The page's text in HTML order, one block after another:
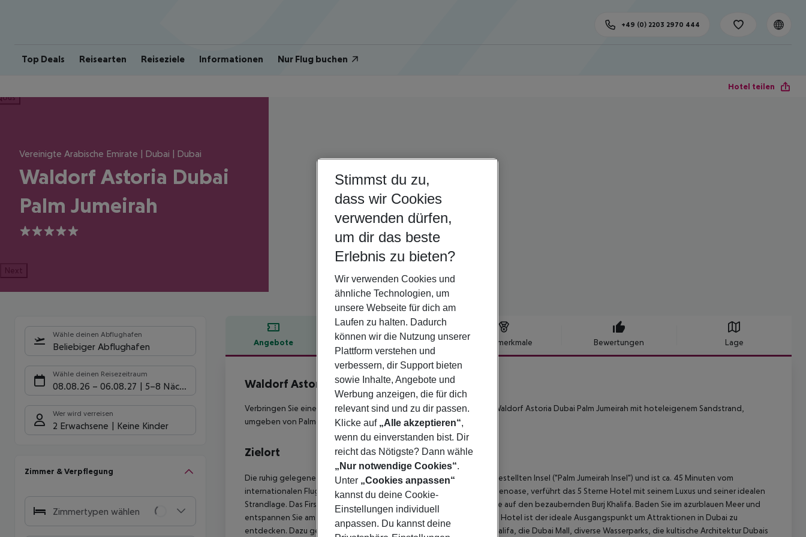
Top Deals Reisearten Reiseziele Informationen Nur Flug buchen
+49 (0) 2203 2970 444
Hotel teilen
Vereinigte Arabische Emirate | Dubai | Dubai
Waldorf Astoria Dubai
Palm Jumeirah
5
Next
Wähle deinen Abflughafen
Beliebiger Abflughafen
Wähle deinen Reisezeitraum
08.08.26 – 06.08.27 5-8 Nächte
Wer wird verreisen
2 Erwachsene Keine Kinder
Zimmer & Verpflegung
Zimmertypen wählen
Angebote Hotelbeschreibung Hotelmerkmale Bewertungen Lage
Hotelbeschreibung
Waldorf Astoria Dubai Palm Jumeirah
5
Verbringen Sie einen unvergesslichen Urlaub im erstklassigen Hotel Waldorf Astoria Dubai Palm Jumeirah mit hoteleigenem Sandstrand,
umgeben von Palmen und dem orientalischen Dubai.
Zielort
Die ruhig gelegene Hotelanlage liegt auf der größten künstlich hergestellten Insel ("Palm Jumeirah Insel") und ist ca. 45 Minuten vom
internationalen Flughafen Dubais entfernt. Eingebettet in eine Palmenoase, verführt das 5 Sterne Hotel mit seinem Luxus und seiner idealen
Strandlage. Das First Class Hotel bietet Ihnen atemberaubende Blicke auf den bezaubernden Burj Khalifa. Baden Sie im azurblauen Meer und
entspannen Sie am wunderbaren 200 Meter langen Privatstrand.
Das Hotel ist der ideale Ausgangspunkt um Attraktionen in Dubai zu
entdecken. Dazu gehören unter anderem der Burj Al Arab, der Burj Khalifa, die Dubai Mall, diverse Wasserparks, die kultische Architektur Dubais
Stimmst du zu,
dass wir Cookies
verwenden dürfen,
um dir das beste
Erlebnis zu bieten?
Wir verwenden Cookies und
ähnliche Technologien, um
unsere Webseite für dich am
Laufen zu halten. Dadurch
können wir die Nutzung unserer
Plattform verstehen und
verbessern, dir Support bieten
sowie Inhalte, Angebote und
Werbung anzeigen, die für dich
relevant sind und zu dir passen.
Klicke auf „Alle akzeptieren“,
wenn du einverstanden bist. Dir
reicht das Nötigste? Dann wähle
„Nur notwendige Cookies“.
Unter „Cookies anpassen“
kannst du deine Cookie-
Einstellungen individuell
anpassen. Du kannst deine